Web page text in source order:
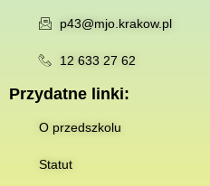
p43@mjo.krakow.pl
12 633 27 62
Przydatne linki:
O przedszkolu
Statut